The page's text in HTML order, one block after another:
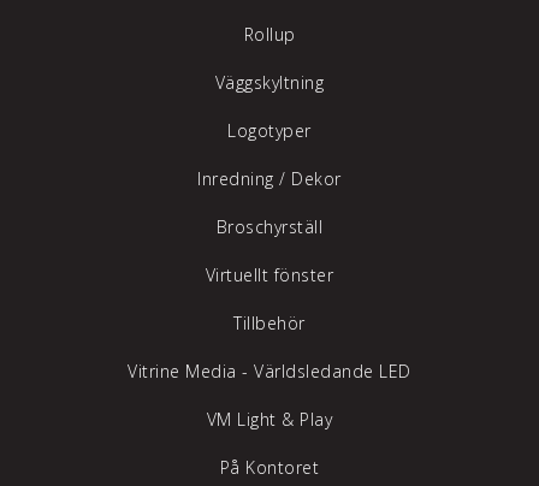
Rollup
Väggskyltning
Logotyper
Inredning / Dekor
Broschyrställ
Virtuellt fönster
Tillbehör
Vitrine Media - Världsledande LED
VM Light & Play
På Kontoret